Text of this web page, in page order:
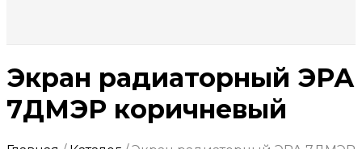
Экран радиаторный ЭРА
7ДМЭР коричневый